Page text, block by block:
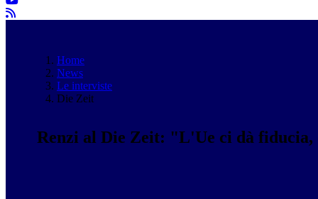
Home
News
Le interviste
Die Zeit
Renzi al Die Zeit: "L'Ue ci dà